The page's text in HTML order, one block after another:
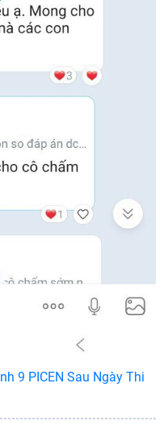
9 PICEN Sau Ngày Thi